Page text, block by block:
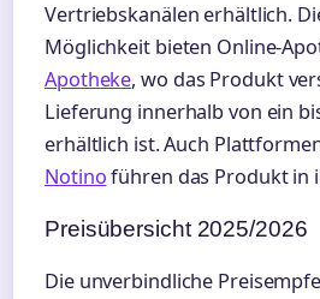
Vertriebskanälen erhältlich.
Möglichkeit bieten Online-
Apotheke, wo das Produkt
Lieferung innerhalb von ein
erhältlich ist. Auch
Notinoführen das Produkt in
Preisübersicht 2025/2026
Die unverbindliche